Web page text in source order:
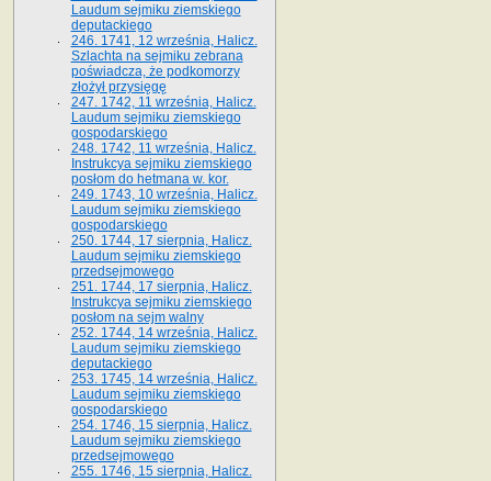
Laudum sejmiku ziemskiego
deputackiego
246. 1741, 12 września, Halicz.
Szlachta na sejmiku zebrana
poświadcza, że podkomorzy
złożył przysięgę
247. 1742, 11 września, Halicz.
Laudum sejmiku ziemskiego
gospodarskiego
248. 1742, 11 września, Halicz.
Instrukcya sejmiku ziemskiego
posłom do hetmana w. kor.
249. 1743, 10 września, Halicz.
Laudum sejmiku ziemskiego
gospodarskiego
250. 1744, 17 sierpnia, Halicz.
Laudum sejmiku ziemskiego
przedsejmowego
251. 1744, 17 sierpnia, Halicz.
Instrukcya sejmiku ziemskiego
posłom na sejm walny
252. 1744, 14 września, Halicz.
Laudum sejmiku ziemskiego
deputackiego
253. 1745, 14 września, Halicz.
Laudum sejmiku ziemskiego
gospodarskiego
254. 1746, 15 sierpnia, Halicz.
Laudum sejmiku ziemskiego
przedsejmowego
255. 1746, 15 sierpnia, Halicz.